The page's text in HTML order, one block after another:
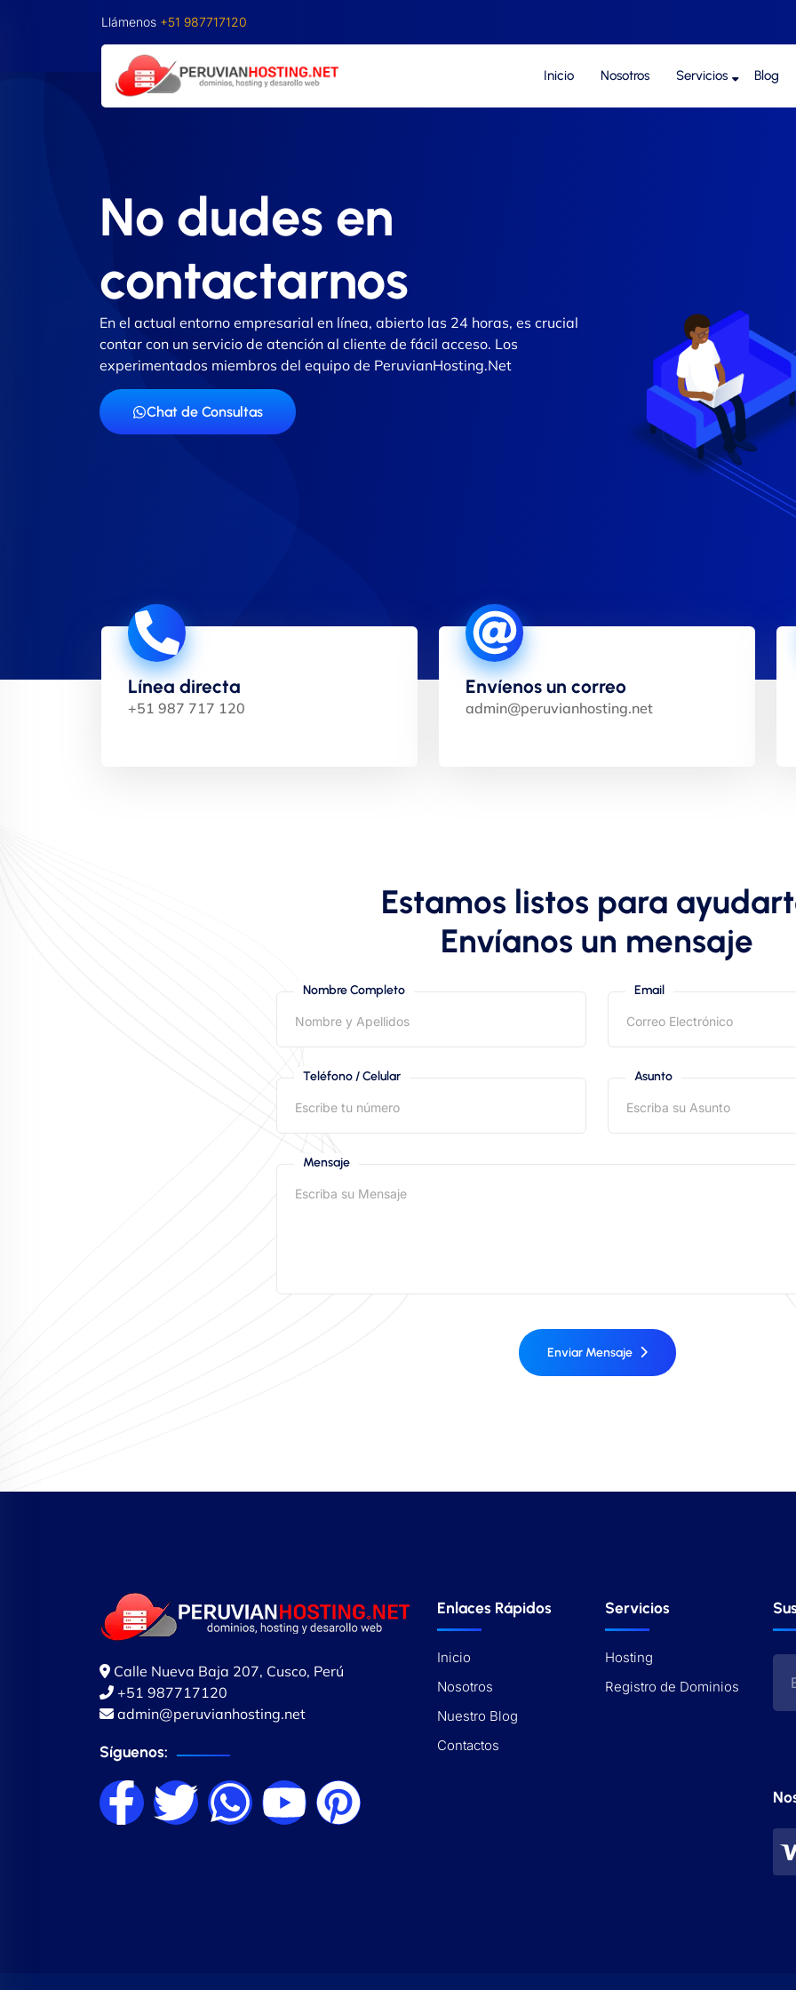
Llámenos +51 987717120
Inicio Nosotros Servicios Blog
No dudes en
contactarnos
En el actual entorno empresarial en línea, abierto las 24 horas, es crucial
contar con un servicio de atención al cliente de fácil acceso. Los
experimentados miembros del equipo de PeruvianHosting.Net
Chat de Consultas
Línea directa
+51 987 717 120
Envíenos un correo
admin@peruvianhosting.net
Estamos listos para
Envíanos un mensaje
Nombre Completo Email
Teléfono / Celular Asunto
Mensaje
Enviar Mensaje
Calle Nueva Baja 207, Cusco, Perú
+51 987717120
admin@peruvianhosting.net
Síguenos:
Enlaces Rápidos
Inicio
Nosotros
Nuestro Blog
Contactos
Servicios
Hosting
Registro de Dominios